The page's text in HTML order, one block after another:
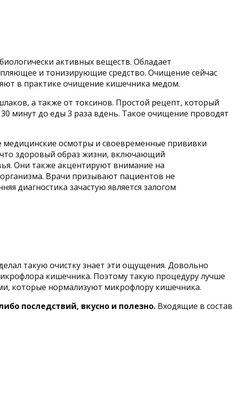
активных веществ. Обладает
и тонизирующие средство. Очищение сейчас
в практике очищение кишечника медом.
а также от токсинов. Простой рецепт, который
минут до еды 3 раза вдень. Такое очищение проводят
осмотры и своевременные прививки
что здоровый образ жизни, включающий
Они также акцентируют внимание на
Врачи призывают пациентов не
диагностика зачастую является залогом
такую очистку знает эти ощущения. Довольно
кишечника. Поэтому такую процедуру лучше
которые нормализуют микрофлору кишечника.
последствий, вкусно и полезно. Входящие в состав